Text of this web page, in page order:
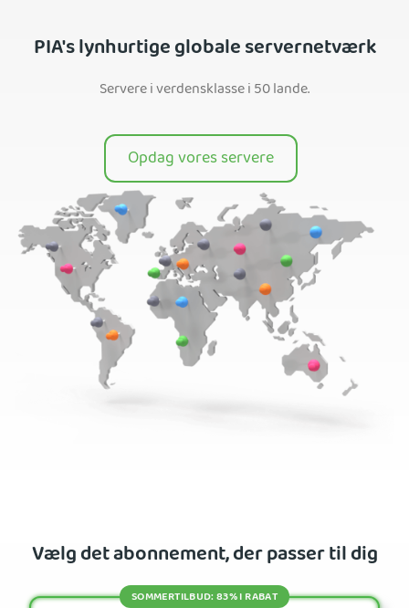
PIA's lynhurtige globale servernetværk
Servere i verdensklasse i 50 lande.
Opdag vores servere
Vælg det abonnement, der passer til dig
SOMMERTILBUD: 83% I RABAT